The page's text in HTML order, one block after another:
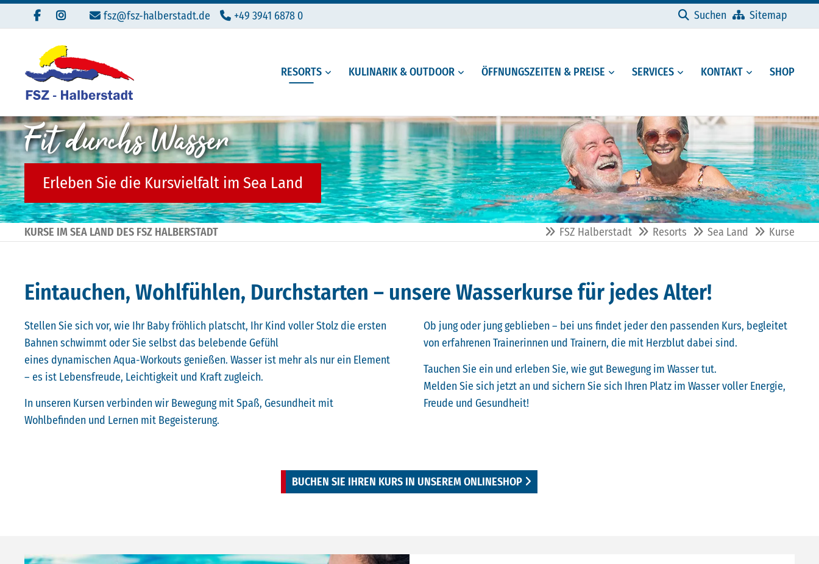
fsz@fsz-halberstadt.de +49 3941 6878 0
Navigation überspringen
Suchen
Sitemap
RESORTS KULINARIK & OUTDOOR ÖFFNUNGSZEITEN & PREISE SERVICES KONTAKT SHOP
Fit durchs Wasser
Erleben Sie die Kursvielfalt im Sea Land
KURSE IM SEA LAND DES FSZ HALBERSTADT FSZ Halberstadt Resorts Sea Land Kurse
Eintauchen, Wohlfühlen, Durchstarten – unsere Wasserkurse für jedes Alter!
Stellen Sie sich vor, wie Ihr Baby fröhlich platscht, Ihr Kind voller Stolz die ersten
Bahnen schwimmt oder Sie selbst das belebende Gefühl
eines dynamischen Aqua-Workouts genießen. Wasser ist mehr als nur ein Element
– es ist Lebensfreude, Leichtigkeit und Kraft zugleich.
In unseren Kursen verbinden wir Bewegung mit Spaß, Gesundheit mit
Wohlbefinden und Lernen mit Begeisterung.
Ob jung oder jung geblieben – bei uns findet jeder den passenden Kurs, begleitet
von erfahrenen Trainerinnen und Trainern, die mit Herzblut dabei sind.
Tauchen Sie ein und erleben Sie, wie gut Bewegung im Wasser tut.
Melden Sie sich jetzt an und sichern Sie sich Ihren Platz im Wasser voller Energie,
Freude und Gesundheit!
BUCHEN SIE IHREN KURS IN UNSEREM ONLINESHOP